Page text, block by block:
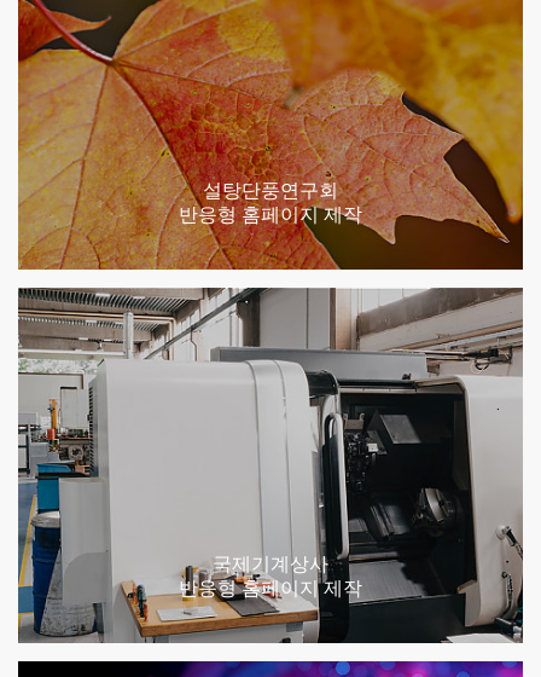
설탕단풍연구회
반응형 홈페이지 제작
국제기계상사
반응형 홈페이지 제작